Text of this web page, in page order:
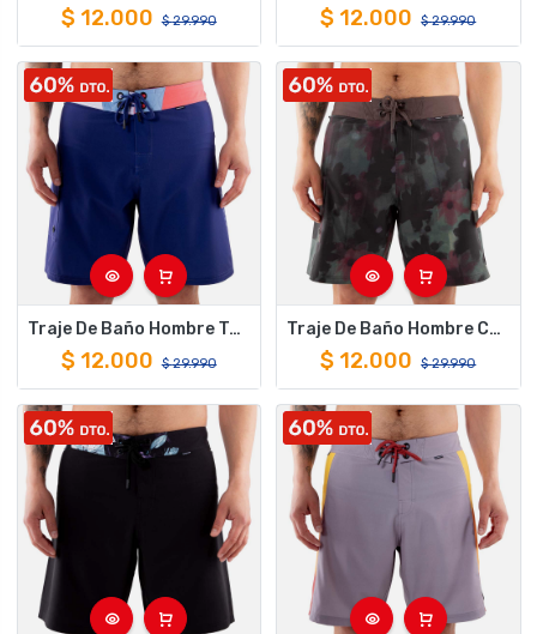
$ 12.000 $29.990 $ 12.000 $29.990
Traje De Baño Hombre Top Azul Hang Loose
$ 12.000 $29.990
Traje De Baño Hombre Comoflow Cafe Hang Loose
$ 12.000 $29.990